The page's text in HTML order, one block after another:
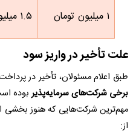
۱ میلیون تومان ۱.۵ میلیون تومان
علت تأخیر در واریز سود
طبق اعلام مسئولان، تأخیر در
برخی شرکت‌های سرمایه‌پذیربوده
مهم‌ترین شرکت‌هایی که هنوز بخشی از
از: